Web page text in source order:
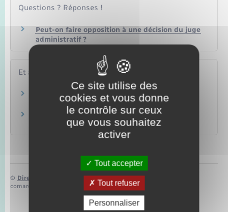
Questions ? Réponses !
Peut-on faire opposition à une décision du juge
administratif ?
Et aussi
Faire appel devant le Conseil d'État
Papiers – Citoyenneté – Élections
Recours en cassation devant le Conseil d'État
Papiers – Citoyenneté – Élections
© Direction de l’information légale et administrative
comarquage developpé par baseo.io
Ce site utilise des
cookies et vous donne
le contrôle sur ceux
que vous souhaitez
activer
Tout accepter
Tout refuser
Personnaliser